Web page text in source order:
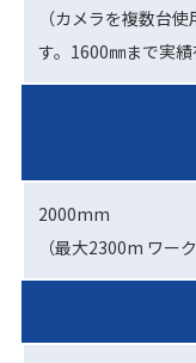
（カメラを複数台
す。1600㎜まで実績
2000mm
（最大2300m ワー